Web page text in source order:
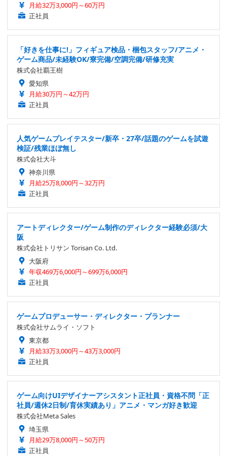
月給32万3,000円～60万円
正社員
「好きを仕事に!」フィギュア検品・梱包スタッフ/アニメ・
ゲーム商品/未経験OK/寮完備/空調完備/研修充実
株式会社覇王樹
愛知県
月給30万円～42万円
正社員
人気ゲームプレイテスター/新卒・27卒/話題のゲームを試遊
検証/残業ほぼ無し
株式会社大斗
神奈川県
月給25万8,000円～32万円
正社員
アートディレクター/ゲーム制作のディレクター経験必須/大
阪
株式会社トリサン Torisan Co. Ltd.
大阪府
年収469万6,000円～699万6,000円
正社員
ゲームプロデューサー・ディレクター・プランナー
株式会社サムライ・ソフト
東京都
月給33万3,000円～43万3,000円
正社員
ゲーム向けUIデザイナーアシスタント正社員・資格不問「正
社員/週休2日制/育休実績あり」アニメ・マンガ好き歓迎
株式会社Meta Sales
埼玉県
月給29万8,000円～50万円
正社員